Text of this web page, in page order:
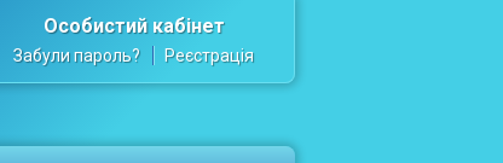
Особистий кабінет
Забули пароль? Реєстрація